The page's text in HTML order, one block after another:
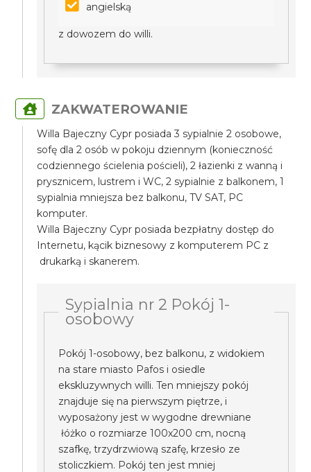
angielską
z dowozem do willi.
ZAKWATEROWANIE
Willa Bajeczny Cypr posiada 3 sypialnie 2 osobowe,
sofę dla 2 osób w pokoju dziennym (konieczność
codziennego ścielenia pościeli), 2 łazienki z wanną i
prysznicem, lustrem i WC, 2 sypialnie z balkonem, 1
sypialnia mniejsza bez balkonu, TV SAT, PC
komputer.
Willa Bajeczny Cypr posiada bezpłatny dostęp do
Internetu, kącik biznesowy z komputerem PC z
drukarką i skanerem.
Sypialnia nr 2 Pokój 1-
osobowy
Pokój 1-osobowy, bez balkonu, z widokiem
na stare miasto Pafos i osiedle
ekskluzywnych willi. Ten mniejszy pokój
znajduje się na pierwszym piętrze, i
wyposażony jest w wygodne drewniane
łóżko o rozmiarze 100x200 cm, nocną
szafkę, trzydrzwiową szafę, krzesło ze
stoliczkiem. Pokój ten jest mniej